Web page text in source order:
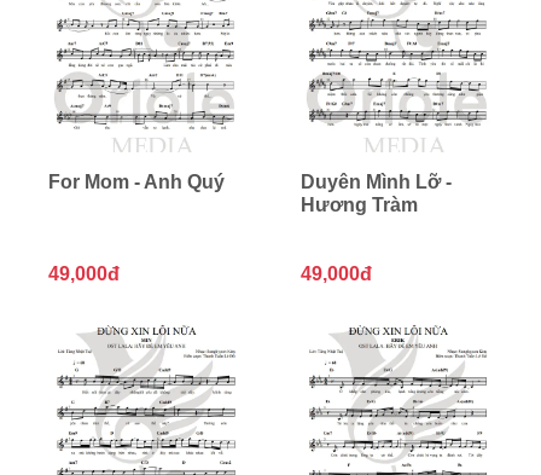
For Mom - Anh Quý
49,000đ
Duyên Mình Lỡ -
Hương Tràm
49,000đ